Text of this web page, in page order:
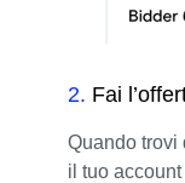
2. Fai
Quando trovi
il tuo